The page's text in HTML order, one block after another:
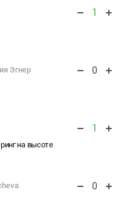
1
Эгнер 0
1
на высоте
0